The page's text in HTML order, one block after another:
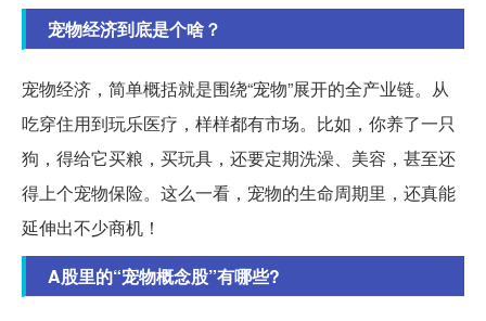
宠物经济到底是个啥？
宠物经济，简单概括就是围绕“宠物”展开的全产业链。从
吃穿住用到玩乐医疗，样样都有市场。比如，你养了一只
狗，得给它买粮，买玩具，还要定期洗澡、美容，甚至还
得上个宠物保险。这么一看，宠物的生命周期里，还真能
延伸出不少商机！
A股里的“宠物概念股”有哪些?